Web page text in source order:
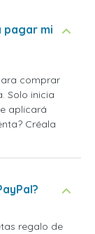
pagar mi
comprar
Solo inicia
aplicará
Créala
regalo de